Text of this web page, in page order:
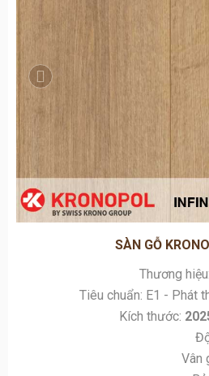
SÀN GỖ
Thương
Tiêu chuẩn: E1 - Phát
Kích thước:
Vân
Bảo
Nhập